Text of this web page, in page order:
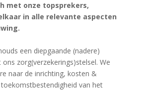
met onze topsprekers,
in alle relevante aspecten
een diepgaande (nadere)
zorg(verzekerings)stelsel. We
naar de inrichting, kosten &
van het